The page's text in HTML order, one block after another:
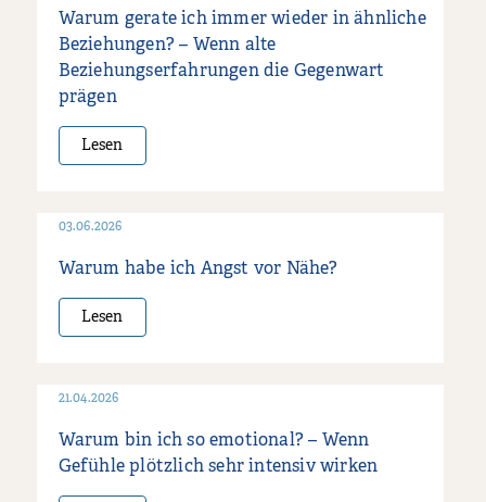
Warum gerate ich immer wieder in ähnliche
Beziehungen? – Wenn alte
Beziehungserfahrungen die Gegenwart
prägen
Lesen
03.06.2026
Warum habe ich Angst vor Nähe?
Lesen
21.04.2026
Warum bin ich so emotional? – Wenn
Gefühle plötzlich sehr intensiv wirken